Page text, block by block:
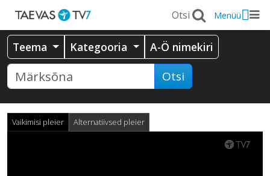
Menüü
Teema Kategooria A-Ö nimekiri
Otsi
Vaikimisi pleier Alternatiivsed pleier